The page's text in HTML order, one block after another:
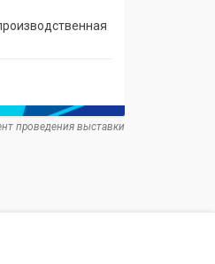
проведения выставки